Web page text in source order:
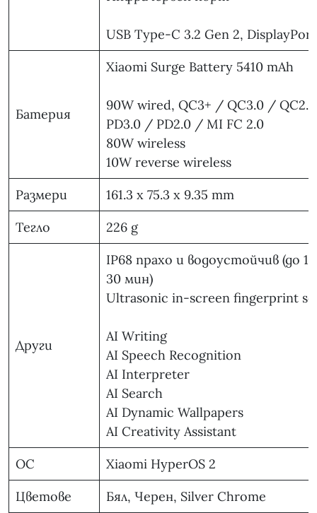
USB Type-C 3.2 Gen 2,
Батерия
Xiaomi Surge Battery 5410 mAh
90W wired, QC3+ / QC3.0 /
PD3.0 / PD2.0 / MI FC 2.0
80W wireless
10W reverse wireless
Размери
161.3 x 75.3 x 9.35 mm
Тегло
226 g
Други
IP68 прахо и водоустойчив (до
30 мин)
Ultrasonic in-screen fingerprint
AI Writing
AI Speech Recognition
AI Interpreter
AI Search
AI Dynamic Wallpapers
AI Creativity Assistant
ОС
Xiaomi HyperOS 2
Цветове
Бял, Черен, Silver Chrome